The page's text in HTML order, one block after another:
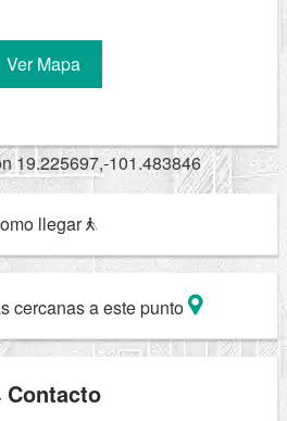
Ver Mapa
19.225697,-101.483846
llegar
cercanas a este punto
Contacto